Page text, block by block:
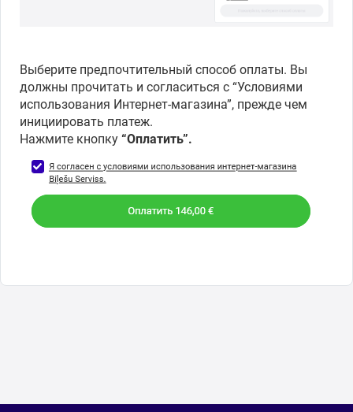
Выберите предпочтительный способ оплаты. Вы
должны прочитать и согласиться с “Условиями
использования Интернет-магазина”, прежде чем
инициировать платеж.
Нажмите кнопку “Оплатить”.